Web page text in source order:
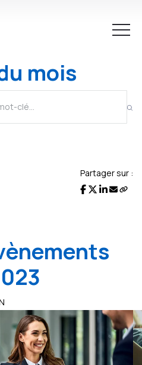
mois
Partager sur :